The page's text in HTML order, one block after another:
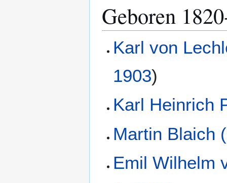
Geboren
Karl von
1903)
Karl Heinrich
Martin Blaich
Emil Wilhelm